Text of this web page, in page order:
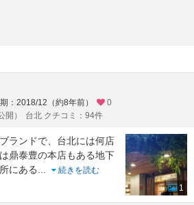
：2018/12（約8年前）
0
開） 台北 クチコミ：94件
ランドで、台北には何店
鼎泰豊の本店もある地下
にある...
続きを読む
1